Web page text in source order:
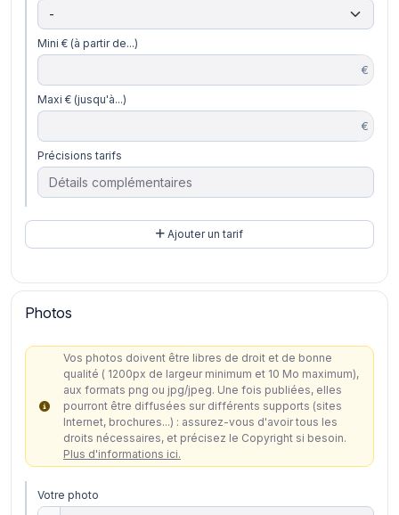
Mini € (à partir de...)
€
Maxi € (jusqu'à...)
€
Précisions tarifs
Ajouter un tarif
Photos
Vos photos doivent être libres de droit et de bonne
qualité ( 1200px de largeur minimum et 10 Mo maximum),
aux formats png ou jpg/jpeg. Une fois publiées, elles
pourront être diffusées sur différents supports (sites
Internet, brochures...) : assurez-vous d'avoir tous les
droits nécessaires, et précisez le Copyright si besoin.
Plus d'informations ici.
Votre photo